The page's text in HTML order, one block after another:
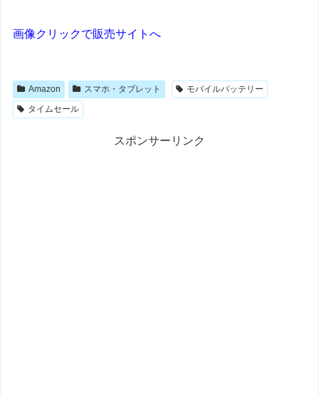
画像クリックで販売サイトへ
Amazon スマホ・タブレット
モバイルバッテリー
タイムセール
スポンサーリンク